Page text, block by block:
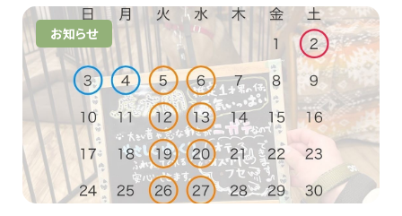
お知らせ